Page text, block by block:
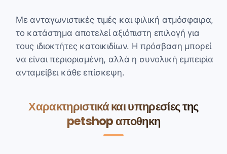
Με ανταγωνιστικές τιμές και φιλική ατμόσφαιρα,
το κατάστημα αποτελεί αξιόπιστη επιλογή για
τους ιδιοκτήτες κατοικιδίων. Η πρόσβαση μπορεί
να είναι περιορισμένη, αλλά η συνολική εμπειρία
ανταμείβει κάθε επίσκεψη.
Χαρακτηριστικά και υπηρεσίες της
petshop αποθηκη